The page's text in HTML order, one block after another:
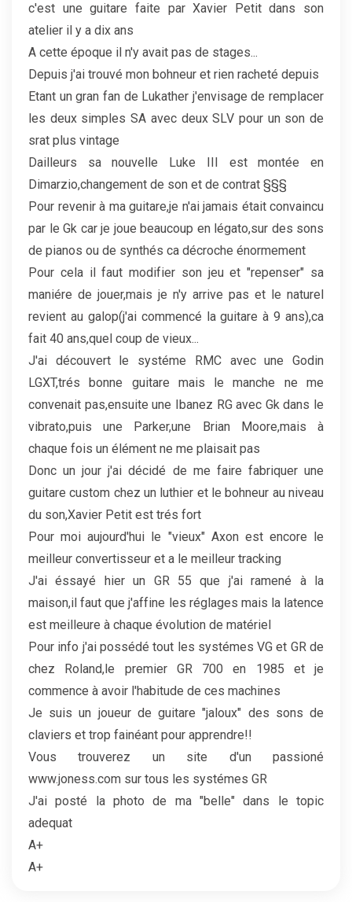
c'est une guitare faite par Xavier Petit dans son
atelier il y a dix ans
A cette époque il n'y avait pas de stages...
Depuis j'ai trouvé mon bohneur et rien racheté depuis
Etant un gran fan de Lukather j'envisage de remplacer
les deux simples SA avec deux SLV pour un son de
srat plus vintage
Dailleurs sa nouvelle Luke III est montée en
Dimarzio,changement de son et de contrat §§§
Pour revenir à ma guitare,je n'ai jamais était convaincu
par le Gk car je joue beaucoup en légato,sur des sons
de pianos ou de synthés ca décroche énormement
Pour cela il faut modifier son jeu et "repenser" sa
maniére de jouer,mais je n'y arrive pas et le naturel
revient au galop(j'ai commencé la guitare à 9 ans),ca
fait 40 ans,quel coup de vieux...
J'ai découvert le systéme RMC avec une Godin
LGXT,trés bonne guitare mais le manche ne me
convenait pas,ensuite une Ibanez RG avec Gk dans le
vibrato,puis une Parker,une Brian Moore,mais à
chaque fois un élément ne me plaisait pas
Donc un jour j'ai décidé de me faire fabriquer une
guitare custom chez un luthier et le bohneur au niveau
du son,Xavier Petit est trés fort
Pour moi aujourd'hui le "vieux" Axon est encore le
meilleur convertisseur et a le meilleur tracking
J'ai éssayé hier un GR 55 que j'ai ramené à la
maison,il faut que j'affine les réglages mais la latence
est meilleure à chaque évolution de matériel
Pour info j'ai possédé tout les systémes VG et GR de
chez Roland,le premier GR 700 en 1985 et je
commence à avoir l'habitude de ces machines
Je suis un joueur de guitare "jaloux" des sons de
claviers et trop fainéant pour apprendre!!
Vous trouverez un site d'un passioné
www.joness.com sur tous les systémes GR
J'ai posté la photo de ma "belle" dans le topic
adequat
A+
A+